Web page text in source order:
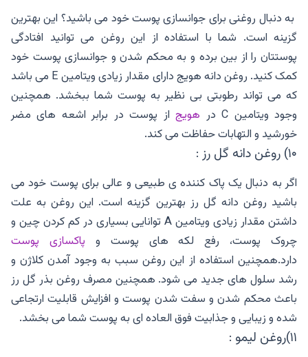
به دنبال روغنی برای جوانسازی پوست خود می باشید؟ این بهترین
گزینه است. شما با استفاده از این روغن می توانید افتادگی
پوستتان را از بین برده و به محکم شدن و جوانسازی پوست خود
کمک کنید. روغن دانه هویج دارای مقدار زیادی ویتامین E می باشد
که می تواند رطوبتی بی نظیر به پوست شما ببخشد. همچنین
وجود ویتامین C در
هویجاز پوست در برابر اشعه های مضر
خورشید و التهابات حفاظت می کند.
۱۰) روغن دانه گل رز :
اگر به دنبال یک پاک کننده ی طبیعی و عالی برای پوست خود می
باشید روغن دانه گل رز بهترین گزینه است. این روغن به علت
داشتن مقدار زیادی ویتامین A توانایی بسیاری در کم کردن چین و
چروک پوست، رفع لکه های پوست و پاکسازی پوست
دارد.همچنین استفاده از این روغن سبب به وجود آمدن کلاژن و
رشد سلول های جدید می شود. همچنین مصرف روغن بذر گل رز
باعث محکم شدن و سفت شدن پوست و افزایش قابلیت ارتجاعی
شده و زیبایی و جذابیت فوق العاده ای به پوست شما می بخشد.
۱۱)روغن لیمو :